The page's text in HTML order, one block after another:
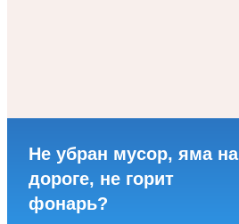
Не убран мусор, яма на
дороге, не горит
фонарь?